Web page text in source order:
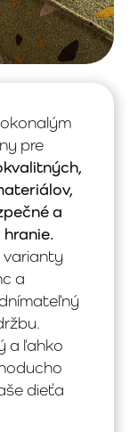
pre
a
varianty
a
a ľahko
dieťa